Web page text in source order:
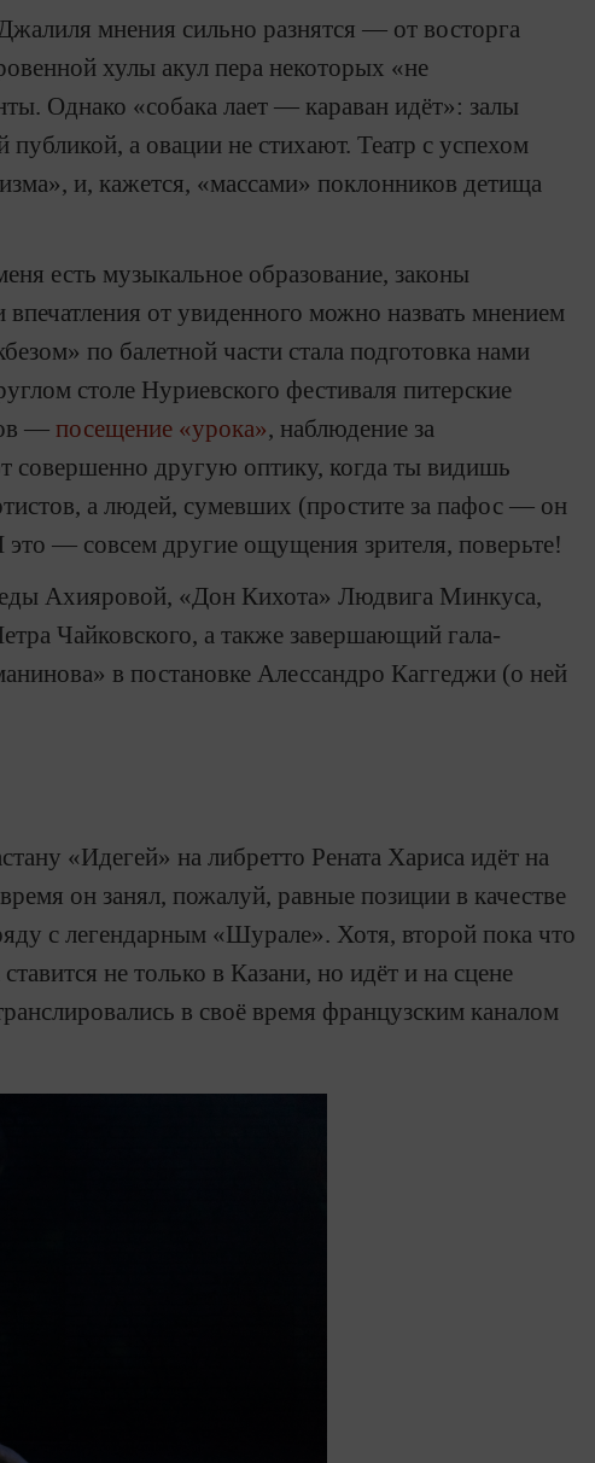
мнения сильно разнятся — от восторга
хулы акул пера некоторых «не
Однако «собака лает — караван идёт»: залы
а овации не стихают. Театр с успехом
и, кажется, «массами» поклонников детища
есть музыкальное образование, законы
от увиденного можно назвать мнением
по балетной части стала подготовка нами
столе Нуриевского фестиваля питерские
— посещение «урока», наблюдение за
другую оптику, когда ты видишь
а людей, сумевших (простите за пафос — он
— совсем другие ощущения зрителя, поверьте!
Ахияровой, «Дон Кихота» Людвига Минкуса,
Чайковского, а также завершающий гала-
в постановке Алессандро Каггеджи (о ней
«Идегей» на либретто Рената Хариса идёт на
он занял, пожалуй, равные позиции в качестве
с легендарным «Шурале». Хотя, второй пока что
не только в Казани, но идёт и на сцене
в своё время французским каналом